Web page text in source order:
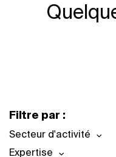
Filtre par :
Secteur d'activité
Expertise